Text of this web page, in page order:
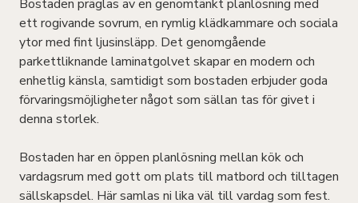
Bostaden präglas av en genomtänkt planlösning med
ett rogivande sovrum, en rymlig klädkammare och sociala
ytor med fint ljusinsläpp. Det genomgående
parkettliknande laminatgolvet skapar en modern och
enhetlig känsla, samtidigt som bostaden erbjuder goda
förvaringsmöjligheter något som sällan tas för givet i
denna storlek.
Bostaden har en öppen planlösning mellan kök och
vardagsrum med gott om plats till matbord och tilltagen
sällskapsdel. Här samlas ni lika väl till vardag som fest.